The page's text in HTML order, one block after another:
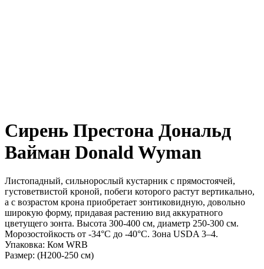
Сирень Престона Дональд
Вайман Donald Wyman
Листопадный, сильнорослый кустарник с прямостоячей,
густоветвистой кроной, побеги которого растут вертикально,
а с возрастом крона приобретает зонтиковидную, довольно
широкую форму, придавая растению вид аккуратного
цветущего зонта. Высота 300-400 см, диаметр 250-300 см.
Морозостойкость от -34°C до -40°C. Зона USDA 3–4.
Упаковка: Ком WRB
Размер: (Н200-250 см)